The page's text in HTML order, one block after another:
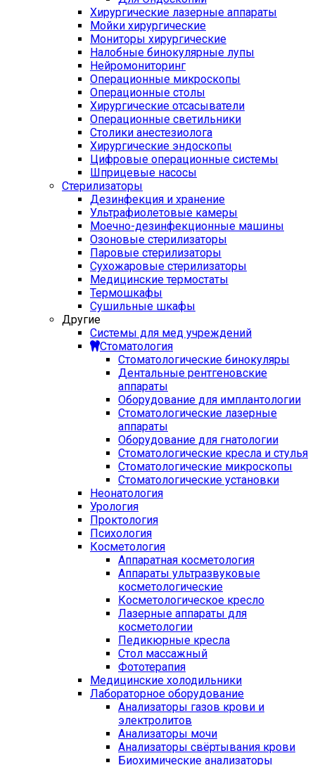
Хирургические лазерные аппараты
Мойки хирургические
Мониторы хирургические
Налобные бинокулярные лупы
Нейромониторинг
Операционные микроскопы
Операционные столы
Хирургические отсасыватели
Операционные светильники
Столики анестезиолога
Хирургические эндоскопы
Цифровые операционные системы
Шприцевые насосы
Стерилизаторы
Дезинфекция и хранение
Ультрафиолетовые камеры
Моечно-дезинфекционные машины
Озоновые стерилизаторы
Паровые стерилизаторы
Сухожаровые стерилизаторы
Медицинские термостаты
Термошкафы
Сушильные шкафы
Другие
Системы для мед учреждений
Стоматология
Стоматологические бинокуляры
Дентальные рентгеновские
аппараты
Оборудование для имплантологии
Стоматологические лазерные
аппараты
Оборудование для гнатологии
Стоматологические кресла и стулья
Стоматологические микроскопы
Стоматологические установки
Неонатология
Урология
Проктология
Психология
Косметология
Аппаратная косметология
Аппараты ультразвуковые
косметологические
Косметологическое кресло
Лазерные аппараты для
косметологии
Педикюрные кресла
Стол массажный
Фототерапия
Медицинские холодильники
Лабораторное оборудование
Анализаторы газов крови и
электролитов
Анализаторы мочи
Анализаторы свёртывания крови
Биохимические анализаторы